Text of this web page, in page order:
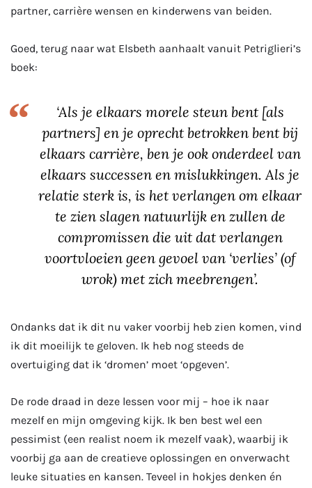
partner, carrière wensen en kinderwens van beiden.
Goed, terug naar wat Elsbeth aanhaalt vanuit Petriglieri’s
boek:
‘Als je elkaars morele steun bent [als
partners] en je oprecht betrokken bent bij
elkaars carrière, ben je ook onderdeel van
elkaars successen en mislukkingen. Als je
relatie sterk is, is het verlangen om elkaar
te zien slagen natuurlijk en zullen de
compromissen die uit dat verlangen
voortvloeien geen gevoel van ‘verlies’ (of
wrok) met zich meebrengen’.
Ondanks dat ik dit nu vaker voorbij heb zien komen, vind
ik dit moeilijk te geloven. Ik heb nog steeds de
overtuiging dat ik ‘dromen’ moet ‘opgeven’.
De rode draad in deze lessen voor mij – hoe ik naar
mezelf en mijn omgeving kijk. Ik ben best wel een
pessimist (een realist noem ik mezelf vaak), waarbij ik
voorbij ga aan de creatieve oplossingen en onverwacht
leuke situaties en kansen. Teveel in hokjes denken én